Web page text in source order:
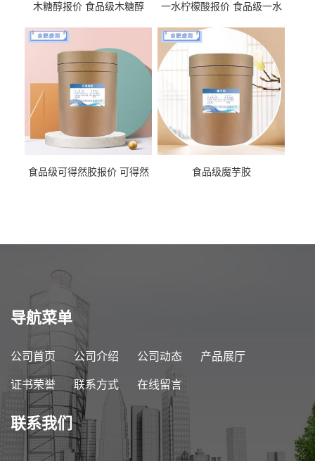
木糖醇报价 食品级木糖醇
一水柠檬酸报价 食品级一水
食品级可得然胶报价 可得然
食品级魔芋胶
导航菜单
公司首页 公司介绍 公司动态 产品展厅
证书荣誉 联系方式 在线留言
联系我们